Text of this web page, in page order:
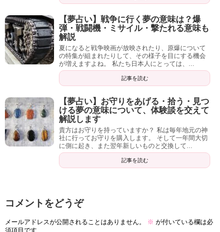
【夢占い】戦争に行く夢の意味は？爆
弾・戦闘機・ミサイル・撃たれる意味も
解説
夏になると戦争映画が放映されたり、原爆について
の特集が組まれたりして、その様子を目にする機会
が増えますよね。 私たち日本人にとっては、...
記事を読む
【夢占い】お守りをあげる・拾う・見つ
ける夢の意味について、体験談を交えて
解説します
貴方はお守りを持っていますか？ 私は毎年地元の神
社に行ってお守りを購入します。 そして一年間大切
に側に起き、また翌年新しいものと交換して...
記事を読む
コメントをどうぞ
メールアドレスが公開されることはありません。 ※ が付いている欄は必
須項目です